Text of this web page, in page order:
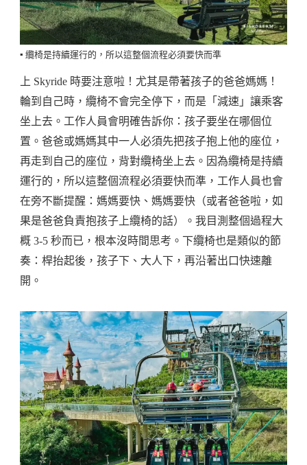
▪️ 纜椅是持續運行的，所以這整個流程必須要快而準
上 Skyride 時要注意啦！尤其是帶著孩子的爸爸媽媽！
輪到自己時，纜椅不會完全停下，而是「減速」讓乘客
坐上去。工作人員會明確告訴你：孩子要坐在哪個位
置。爸爸或媽媽其中一人必須先把孩子抱上他的座位，
再走到自己的座位，背對纜椅坐上去。因為纜椅是持續
運行的，所以這整個流程必須要快而準，工作人員也會
在旁不斷提醒：媽媽要快、媽媽要快（或者爸爸啦，如
果是爸爸負責抱孩子上纜椅的話）。我目測整個過程大
概 3-5 秒而已，根本沒時間思考。下纜椅也是類似的節
奏：桿抬起後，孩子下、大人下，再沿著出口快速離
開。